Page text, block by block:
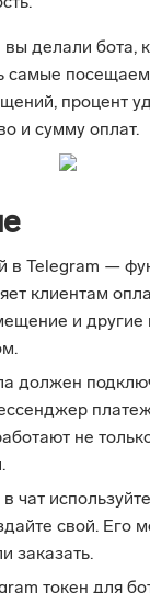
вы делали бота,
самые
процент
и сумму оплат.
в Telegram —
клиентам
и другие
должен
не
чат
свой. Его
заказать.
токен для